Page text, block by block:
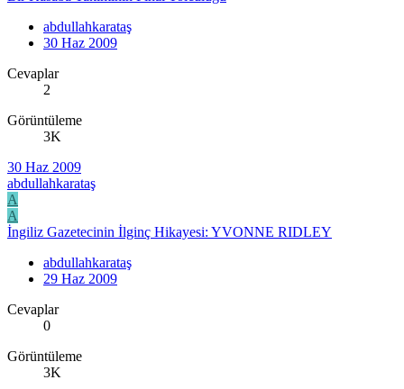
abdullahkarataş
30 Haz 2009
Cevaplar
2
Görüntüleme
3K
30 Haz 2009
abdullahkarataş
A
A
İngiliz Gazetecinin İlginç Hikayesi: YVONNE RIDLEY
abdullahkarataş
29 Haz 2009
Cevaplar
0
Görüntüleme
3K